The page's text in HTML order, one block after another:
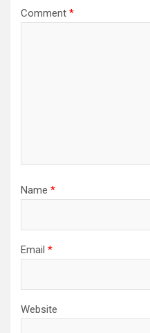
Comment *
Name *
Email *
Website